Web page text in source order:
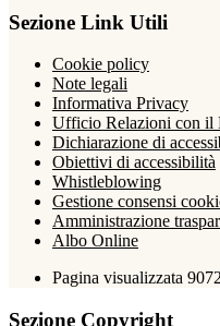
Sezione Link Utili
Cookie policy
Note legali
Informativa Privacy
Ufficio Relazioni con il
Dichiarazione di
Obiettivi di accessibilità
Whistleblowing
Gestione consensi
Amministrazione
Albo Online
Pagina visualizzata
Sezione Copyright